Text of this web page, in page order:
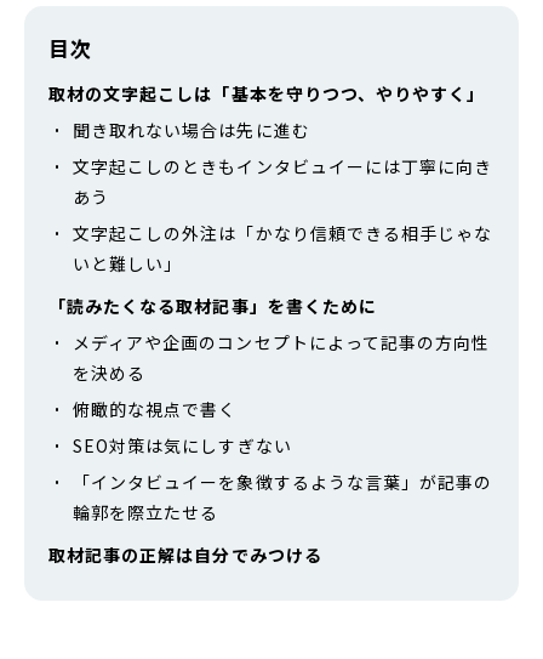
目次
取材の文字起こしは「基本を守りつつ、やりやすく」
聞き取れない場合は先に進む
文字起こしのときもインタビュイーには丁寧に向き
あう
文字起こしの外注は「かなり信頼できる相手じゃな
いと難しい」
「読みたくなる取材記事」を書くために
メディアや企画のコンセプトによって記事の方向性
を決める
俯瞰的な視点で書く
SEO対策は気にしすぎない
「インタビュイーを象徴するような言葉」が記事の
輪郭を際立たせる
取材記事の正解は自分でみつける